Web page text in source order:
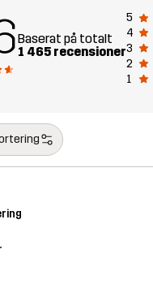
Baserat på totalt
1 465 recensioner
5
4
3
2
1